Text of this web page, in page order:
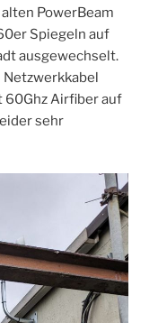
PowerBeam
Spiegeln auf
ausgewechselt.
60Ghz Airfiber auf
sehr